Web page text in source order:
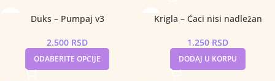
Duks – Pumpaj v3
2.500 RSD
ODABERITE OPCIJE
Krigla – Ćaci nisi nadležan
1.250 RSD
DODAJ U KORPU